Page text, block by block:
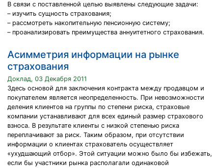
В связи с поставленной целью выявлены следующие задачи:
– изучить сущность страхования;
– рассмотреть накопительную пенсионную систему;
– проанализировать преимущества аннуитетного страхования.
Асимметрия информации на рынке
страхования
Доклад, 03 Декабря 2011
Здесь основой для заключения контракта между продавцом и
покупателем является неопределенность. При невозможности
деления клиентов на группы по степени риска, страховые
компании устанавливают для всех единый размер страхового
взноса. В результате клиенты с низкой степенью риска
переплачивают за риск. Таким образом, при отсутствии
информации о клиентах страхователь осуществляет
«ухудшающий отбор». Этой ситуации можно было бы избежать,
если бы участники рынка располагали одинаковой